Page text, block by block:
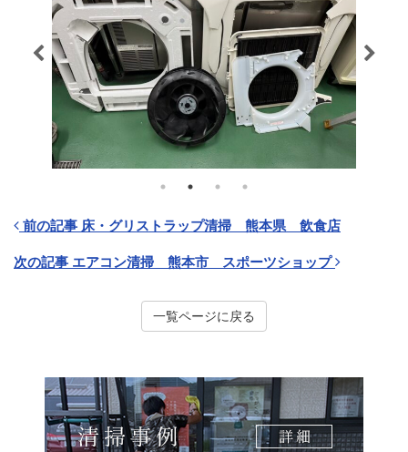
前の記事 床・グリストラップ清掃 熊本県 飲食店
次の記事 エアコン清掃 熊本市 スポーツショップ
一覧ページに戻る